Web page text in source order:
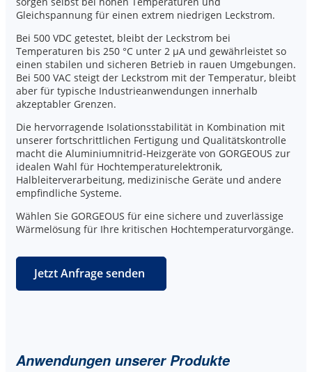
Gleichspannung für einen extrem niedrigen Leckstrom.
Bei 500 VDC getestet, bleibt der Leckstrom bei
Temperaturen bis 250 °C unter 2 μA und gewährleistet so
einen stabilen und sicheren Betrieb in rauen Umgebungen.
Bei 500 VAC steigt der Leckstrom mit der Temperatur, bleibt
aber für typische Industrieanwendungen innerhalb
akzeptabler Grenzen.
Die hervorragende Isolationsstabilität in Kombination mit
unserer fortschrittlichen Fertigung und Qualitätskontrolle
macht die Aluminiumnitrid-Heizgeräte von GORGEOUS zur
idealen Wahl für Hochtemperaturelektronik,
Halbleiterverarbeitung, medizinische Geräte und andere
empfindliche Systeme.
Wählen Sie GORGEOUS für eine sichere und zuverlässige
Wärmelösung für Ihre kritischen Hochtemperaturvorgänge.
Jetzt Anfrage senden
Anwendungen unserer Produkte